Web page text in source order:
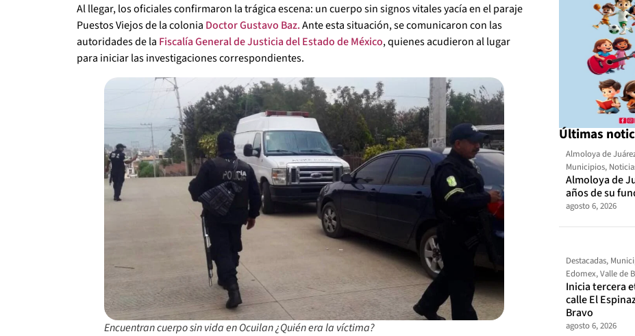
Al llegar, los oficiales confirmaron la trágica escena: un cuerpo sin signos vitales yacía en el paraje
Puestos Viejos de la colonia Doctor Gustavo Baz.Ante esta situación, se comunicaron con las
autoridades de la Fiscalía General de Justicia del Estado de México, quienes acudieron al lugar
para iniciar las investigaciones correspondientes.
Encuentran cuerpo sin vida en Ocuilan ¿Quién era la víctima?
Últimas
Almoloya de
Municipios,
Almoloya de
años de su
agosto 6, 2026
Destacadas,
Edomex,Valle de
Inicia tercera
calle El
Bravo
agosto 6, 2026